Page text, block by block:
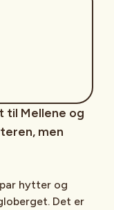
Mellene og
men
hytter og
Det er